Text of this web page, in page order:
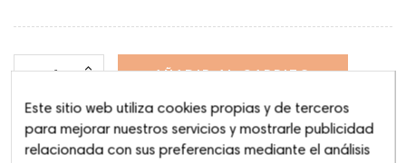
Este sitio web utiliza cookies propias y de terceros
para mejorar nuestros servicios y mostrarle publicidad
relacionada con sus preferencias mediante el análisis